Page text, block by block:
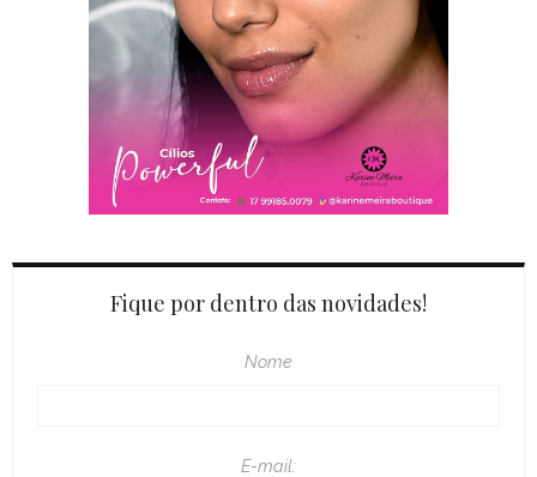
Fique por dentro das novidades!
Nome
E-mail: